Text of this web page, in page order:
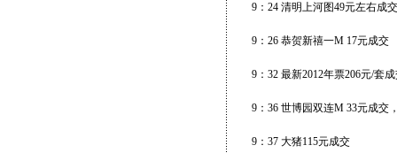
9：24 清明上河图49元左右成交
9：26 恭贺新禧一M 17元成交
9：32 最新2012年票206元/套
9：36 世博园双连M 33元成交
9：37 大猪115元成交